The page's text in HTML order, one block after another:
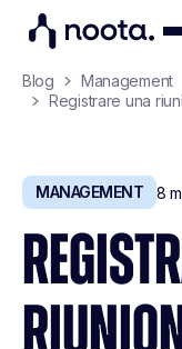
Blog
Management
Registrare una
MANAGEMENT 8